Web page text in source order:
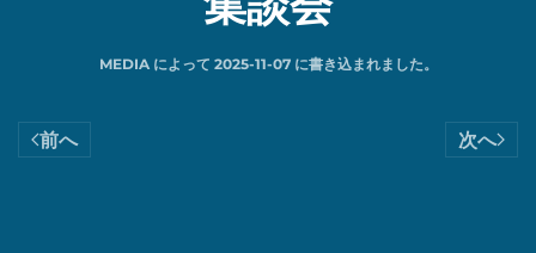
MEDIAによって 2025-11-07に書き込まれました。
前へ 次へ